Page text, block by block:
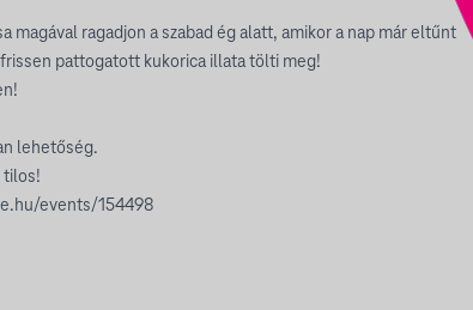
magával ragadjon a szabad ég alatt, amikor a nap már eltűnt
pattogatott kukorica illata tölti meg!
lehetőség.
tilos!
events/154498